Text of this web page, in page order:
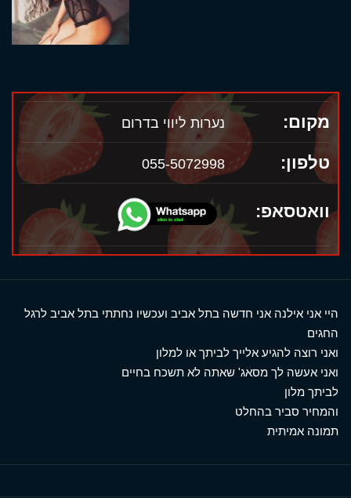
מקום: נערות ליווי בדרום
טלפון: 055-5072998
וואטסאפ:
היי אני אילנה אני חדשה בתל אביב ועכשיו נחתתי בתל אביב לרגל
החגים
ואני רוצה להגיע אלייך לביתך או למלון
ואני אעשה לך מסאג' שאתה לא תשכח בחיים
לביתך מלון
והמחיר סביר בהחלט
תמונה אמיתית